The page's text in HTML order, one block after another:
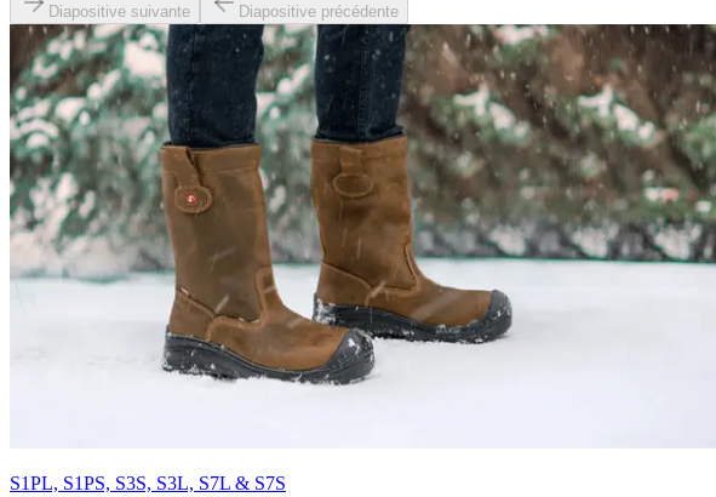
Diapositive suivante Diapositive précédente
S1PL, S1PS, S3S, S3L, S7L & S7S